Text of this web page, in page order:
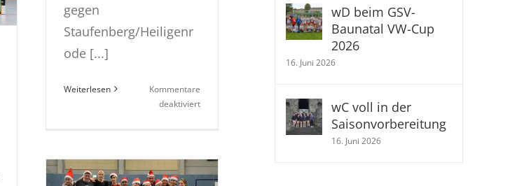
gegen
Staufenberg/Heiligenr
ode [...]
Weiterlesen
Kommentare
deaktiviertfür
Gemischte
Ergebnisse
wD beim GSV-
Baunatal VW-Cup
2026
16. Juni 2026
wC voll in der
Saisonvorbereitung
16. Juni 2026